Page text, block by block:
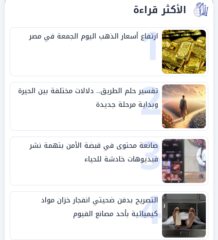
الأكثر قراءة
1
ارتفاع أسعار الذهب اليوم الجمعة في مصر
2
تفسير حلم الطريق.. دلالات مختلفة بين الحيرة
وبداية مرحلة جديدة
3
صانعة محتوى في قبضة الأمن بتهمة نشر
فيديوهات خادشة للحياء
4
التصريح بدفن ضحيتي انفجار خزان مواد
كيميائية بأحد مصانع الفيوم